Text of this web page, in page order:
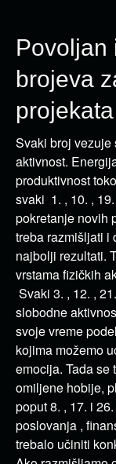
Povoljan
brojeva
Svaki broj vezuje
aktivnost.
produktivnost
svaki 1. , 10. ,
pokretanje novih
treba razmišljati i
najbolji rezultati.
vrstama fizičkih
Svaki 3. , 12. ,
slobodne
svoje vreme
kojima možemo
emocija. Tada se
omiljene hobije,
poput 8. , 17. i
poslovanja ,
trebalo učiniti